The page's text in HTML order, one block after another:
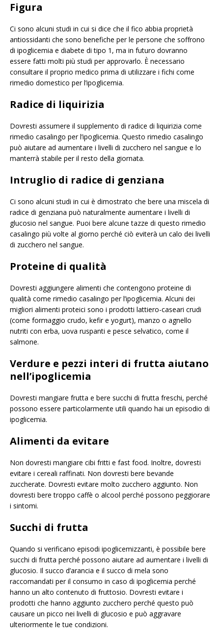
Figura
Ci sono alcuni studi in cui si dice che il fico abbia proprietà
antiossidanti che sono benefiche per le persone che soffrono
di ipoglicemia e diabete di tipo 1, ma in futuro dovranno
essere fatti molti più studi per approvarlo. È necessario
consultare il proprio medico prima di utilizzare i fichi come
rimedio domestico per l’ipoglicemia.
Radice di liquirizia
Dovresti assumere il supplemento di radice di liquirizia come
rimedio casalingo per l’ipoglicemia. Questo rimedio casalingo
può aiutare ad aumentare i livelli di zucchero nel sangue e lo
manterrà stabile per il resto della giornata.
Intruglio di radice di genziana
Ci sono alcuni studi in cui è dimostrato che bere una miscela di
radice di genziana può naturalmente aumentare i livelli di
glucosio nel sangue. Puoi bere alcune tazze di questo rimedio
casalingo più volte al giorno perché ciò eviterà un calo dei livelli
di zucchero nel sangue.
Proteine ​​di qualità
Dovresti aggiungere alimenti che contengono proteine ​​di
qualità come rimedio casalingo per l’ipoglicemia. Alcuni dei
migliori alimenti proteici sono i prodotti lattiero-caseari crudi
(come formaggio crudo, kefir e yogurt), manzo o agnello
nutriti con erba, uova ruspanti e pesce selvatico, come il
salmone.
Verdure e pezzi interi di frutta aiutano
nell’ipoglicemia
Dovresti mangiare frutta e bere succhi di frutta freschi, perché
possono essere particolarmente utili quando hai un episodio di
ipoglicemia.
Alimenti da evitare
Non dovresti mangiare cibi fritti e fast food. Inoltre, dovresti
evitare i cereali raffinati. Non dovresti bere bevande
zuccherate. Dovresti evitare molto zucchero aggiunto. Non
dovresti bere troppo caffè o alcool perché possono peggiorare
i sintomi.
Succhi di frutta
Quando si verificano episodi ipoglicemizzanti, è possibile bere
succhi di frutta perché possono aiutare ad aumentare i livelli di
glucosio. Il succo d’arancia e il succo di mela sono
raccomandati per il consumo in caso di ipoglicemia perché
hanno un alto contenuto di fruttosio. Dovresti evitare i
prodotti che hanno aggiunto zucchero perché questo può
causare un picco nei livelli di glucosio e può aggravare
ulteriormente le tue condizioni.